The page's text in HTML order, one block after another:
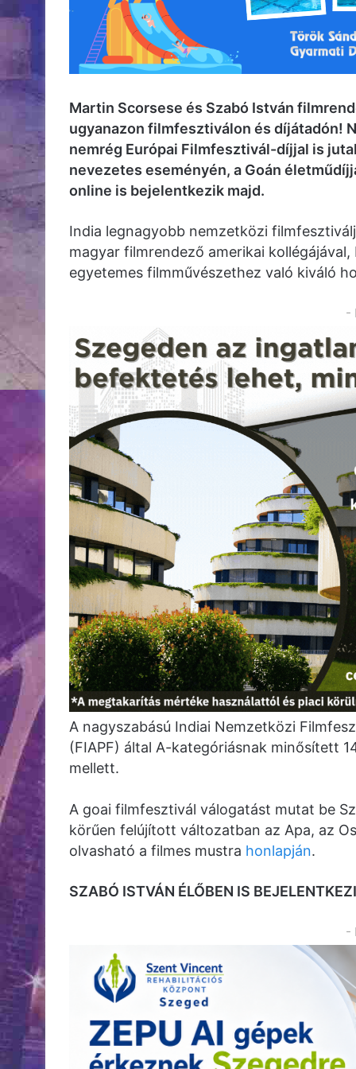
Martin Scorsese és Szabó István
ugyanazon filmfesztiválon és díjátadón!
nemrég Európai Filmfesztivál-díjjal is
nevezetes eseményén, a Goán
online is bejelentkezik majd.
India legnagyobb nemzetközi
magyar filmrendező amerikai
egyetemes filmművészethez való kiváló
-
A nagyszabású Indiai Nemzetközi
(FIAPF) által A-kategóriásnak minősített
mellett.
A goai filmfesztivál válogatást mutat be
körűen felújított változatban az Apa, az
olvasható a filmes mustra honlapján.
SZABÓ ISTVÁN ÉLŐBEN IS
-